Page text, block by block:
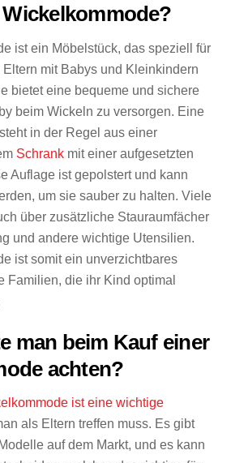
ist ein Möbelstück, das speziell für
mit Babys und Kleinkindern
bietet eine bequeme und sichere
beim Wickeln zu versorgen. Eine
in der Regel aus einer
Schrank mit einer aufgesetzten
Auflage ist gepolstert und kann
um sie sauber zu halten. Viele
über zusätzliche Stauraumfächer
und andere wichtige Utensilien.
ist somit ein unverzichtbares
Familien, die ihr Kind optimal
man beim Kauf einer
achten?
ist eine wichtige
als Eltern treffen muss. Es gibt
auf dem Markt, und es kann